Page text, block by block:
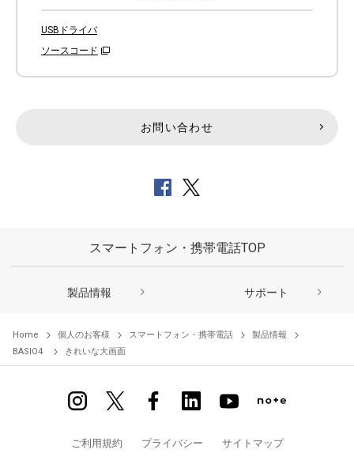
USBドライバ
ソースコード
お問い合わせ
スマートフォン・携帯電話TOP
製品情報 サポート
Home 個人のお客様 スマートフォン・携帯電話
製品情報
BASIO4
きれいな大画面
ご利用規約 プライバシー サイトマップ